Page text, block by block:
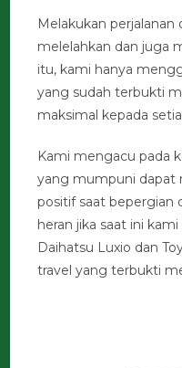
Melakukan
melelahkan dan juga
itu, kami hanya
yang sudah terbukti
maksimal kepada
Kami mengacu pada
yang mumpuni dapat
positif saat bepergian
heran jika saat ini
Daihatsu Luxio dan
travel yang terbukti